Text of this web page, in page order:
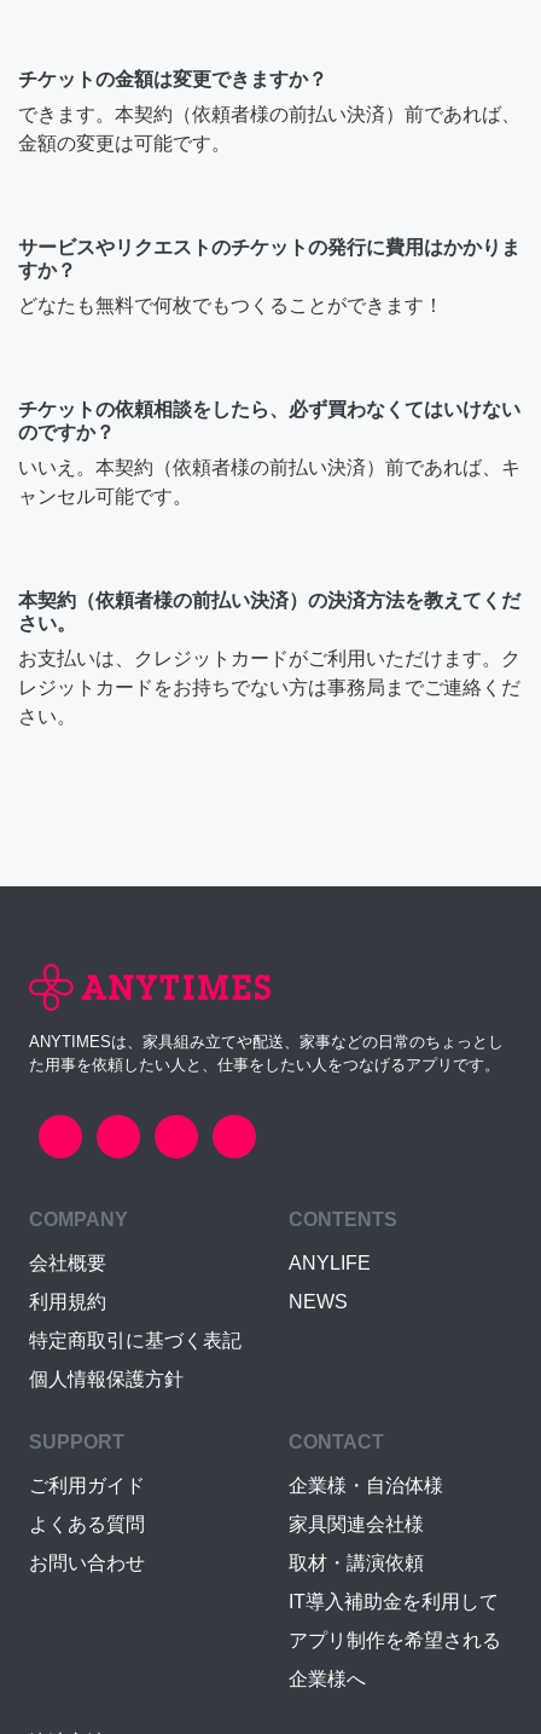
チケットの金額は変更できますか？
できます。本契約（依頼者様の前払い決済）前であれば、
金額の変更は可能です。
サービスやリクエストのチケットの発行に費用はかかりま
すか？
どなたも無料で何枚でもつくることができます！
チケットの依頼相談をしたら、必ず買わなくてはいけない
のですか？
いいえ。本契約（依頼者様の前払い決済）前であれば、キ
ャンセル可能です。
本契約（依頼者様の前払い決済）の決済方法を教えてくだ
さい。
お支払いは、クレジットカードがご利用いただけます。ク
レジットカードをお持ちでない方は事務局までご連絡くだ
さい。
ANYTIMESは、家具組み立てや配送、家事などの日常のちょっとし
た用事を依頼したい人と、仕事をしたい人をつなげるアプリです。
COMPANY
会社概要
利用規約
特定商取引に基づく表記
個人情報保護方針
CONTENTS
ANYLIFE
NEWS
SUPPORT
ご利用ガイド
よくある質問
お問い合わせ
CONTACT
企業様・自治体様
家具関連会社様
取材・講演依頼
IT導入補助金を利用して
アプリ制作を希望される
企業様へ